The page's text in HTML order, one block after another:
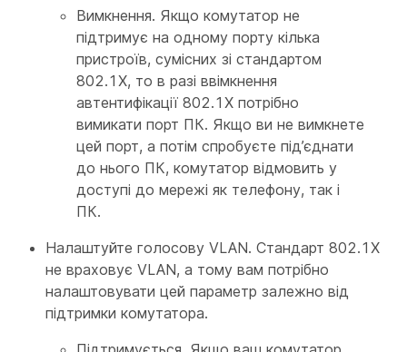
Вимкнення. Якщо комутатор не
підтримує на одному порту кілька
пристроїв, сумісних зі стандартом
802.1X, то в разі ввімкнення
автентифікації 802.1X потрібно
вимикати порт ПК. Якщо ви не вимкнете
цей порт, а потім спробуєте під’єднати
до нього ПК, комутатор відмовить у
доступі до мережі як телефону, так і
ПК.
Налаштуйте голосову VLAN. Стандарт 802.1X
не враховує VLAN, а тому вам потрібно
налаштовувати цей параметр залежно від
підтримки комутатора.